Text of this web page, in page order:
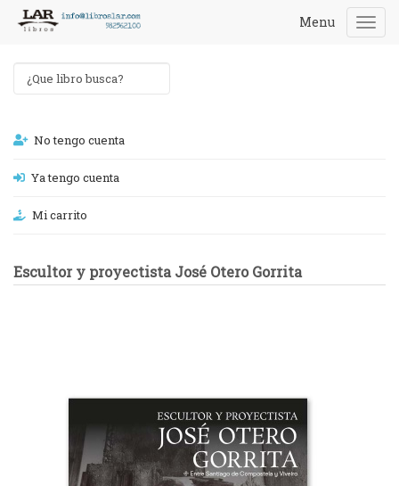
Menu
No tengo cuenta
Ya tengo cuenta
Mi carrito
Escultor y proyectista José Otero Gorrita